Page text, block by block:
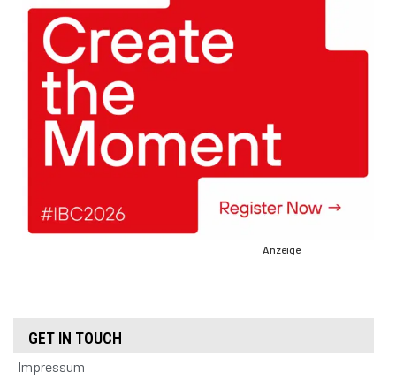
Anzeige
GET IN TOUCH
Impressum